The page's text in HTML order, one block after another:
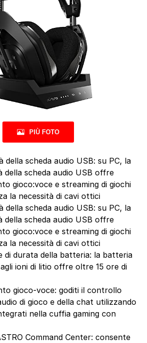
PIÙ FOTO
della scheda audio USB: su PC, la
della scheda audio USB offre
gioco:voce e streaming di giochi
la necessità di cavi ottici
della scheda audio USB: su PC, la
della scheda audio USB offre
gioco:voce e streaming di giochi
la necessità di cavi ottici
di durata della batteria: la batteria
ioni di litio offre oltre 15 ore di
gioco-voce: goditi il controllo
di gioco e della chat utilizzando
nella cuffia gaming con
Command Center: consente